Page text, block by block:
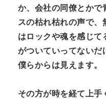
か、会社の同僚とかで
スの枯れ枯れの声で、
はロックや魂を感じて
がついていってないだ
僕らからは見えます。
その方が時を経て上手